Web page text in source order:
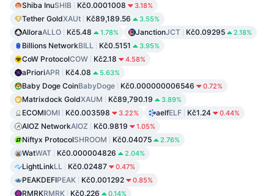
Shiba InuSHIB Kč0.0001008 3.18%
Tether GoldXAUt Kč89,189.56 3.55%
AlloraALLO Kč5.48 1.78% JanctionJCT Kč0.09295 2.18%
Billions NetworkBILL Kč0.5151 3.95%
CoW ProtocolCOW Kč2.18 4.58%
aPrioriAPR Kč4.08 5.63%
Baby Doge CoinBabyDoge Kč0.000000006546 0.72%
Matrixdock GoldXAUM Kč89,790.19 3.89%
ECOMIOMI Kč0.003598 3.22% aelfELF Kč1.24 0.44%
AIOZ NetworkAIOZ Kč0.9819 1.05%
Niftyx ProtocolSHROOM Kč0.04075 2.76%
WatWAT Kč0.000004826 2.04%
LightLinkLL Kč0.02487 0.47%
PEAKDEFIPEAK Kč0.001292 0.85%
RMRKRMRK Kč0.226 0.14%